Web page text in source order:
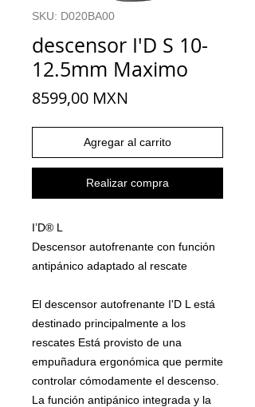
SKU: D020BA00
descensor I'D S 10-
12.5mm Maximo
8599,00 MXN
Agregar al carrito
Realizar compra
I’D® L
Descensor autofrenante con función
antipánico adaptado al rescate
El descensor autofrenante I'D L está
destinado principalmente a los
rescates Está provisto de una
empuñadura ergonómica que permite
controlar cómodamente el descenso.
La función antipánico integrada y la